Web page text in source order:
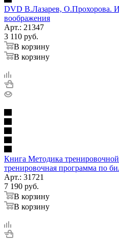
DVD В.Лазарев, О.Прохорова.
воображения
Арт.: 21347
3 110 руб.
В корзину
В корзину
Книга Методика
тренировочная программа по
Арт.: 31721
7 190 руб.
В корзину
В корзину